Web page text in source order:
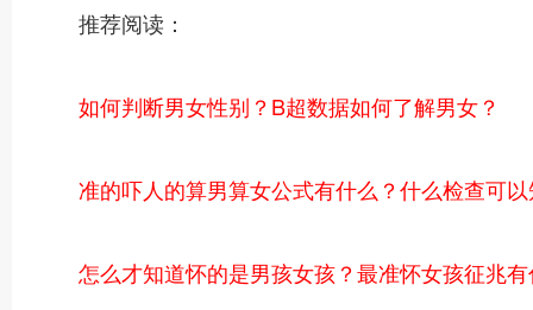
推荐阅读：
如何判断男女性别？B超数据如何了解男女？
准的吓人的算男算女公式有什么？什么检查可
怎么才知道怀的是男孩女孩？最准怀女孩征兆